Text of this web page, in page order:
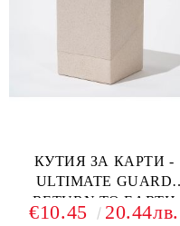
КУТИЯ ЗА КАРТИ -
ULTIMATE GUARD
RETURN TO EARTH
BOULDER DECK CASE
€10.45 20.44лв.